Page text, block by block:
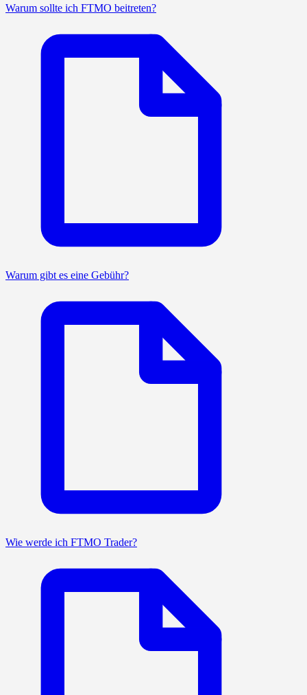
Warum sollte ich FTMO beitreten?
Warum gibt es eine Gebühr?
Wie werde ich FTMO Trader?